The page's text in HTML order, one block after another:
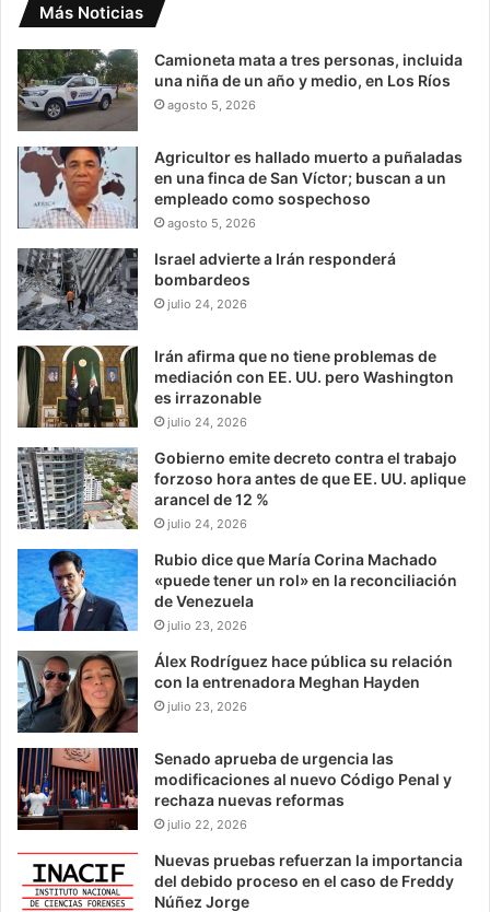
Más Noticias
Camioneta mata a tres personas, incluida
una niña de un año y medio, en Los Ríos
agosto 5, 2026
Agricultor es hallado muerto a puñaladas
en una finca de San Víctor; buscan a un
empleado como sospechoso
agosto 5, 2026
Israel advierte a Irán responderá
bombardeos
julio 24, 2026
Irán afirma que no tiene problemas de
mediación con EE. UU. pero Washington
es irrazonable
julio 24, 2026
Gobierno emite decreto contra el trabajo
forzoso hora antes de que EE. UU. aplique
arancel de 12 %
julio 24, 2026
Rubio dice que María Corina Machado
«puede tener un rol» en la reconciliación
de Venezuela
julio 23, 2026
Álex Rodríguez hace pública su relación
con la entrenadora Meghan Hayden
julio 23, 2026
Senado aprueba de urgencia las
modificaciones al nuevo Código Penal y
rechaza nuevas reformas
julio 22, 2026
Nuevas pruebas refuerzan la importancia
del debido proceso en el caso de Freddy
Núñez Jorge